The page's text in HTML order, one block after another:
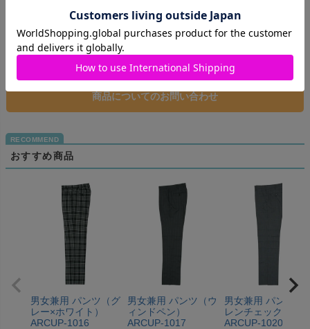
商品のレビュー
レビューを書く
商品についてのお問い合わせ
おすすめ商品
男女兼用 パンツ（グ
レー×ホワイト）
ARCUP-1016
男女兼用 パンツ（ウ
ィンドペン）
ARCUP-1017
男女兼用 パンツ（
レンチェック2）
ARCUP-1020